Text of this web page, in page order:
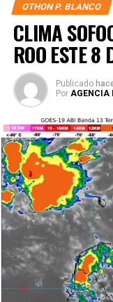
OTHON P. BLANCO
CLIMA
ROO ESTE 8
Publicado
Por AGENCIA